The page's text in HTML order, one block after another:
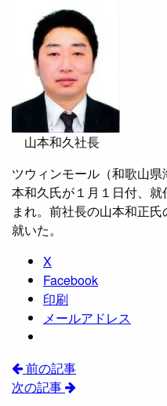
山本和久社長
ツウィンモール（和歌山
本和久氏が１月１日付、
まれ。前社長の山本和正
就いた。
X
Facebook
印刷
メールアドレス
前の記事
次の記事